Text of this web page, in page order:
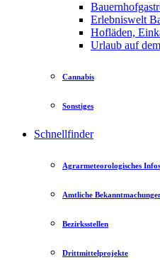
Erlebniswelt
Hofläden,
Urlaub auf
Cannabis
Sonstiges
Schnellfinder
Agrarmeteorologisches
Amtliche
Bezirksstellen
Drittmittelprojekte